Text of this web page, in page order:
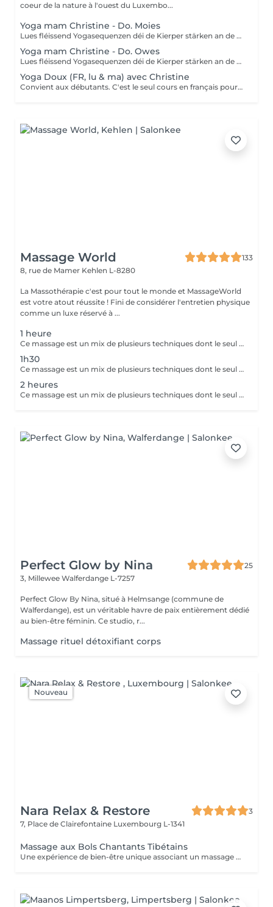
coeur de la nature à l'ouest du Luxembo...
Yoga mam Christine - Do. Moies
Lues fléissend Yogasequenzen déi de Kierper stärken an de Geescht entspanen. Fir Leit mat Yogaerfahrung an Ufänger.
Yoga mam Christine - Do. Owes
Lues fléissend Yogasequenzen déi de Kierper stärken an de Geescht entspanen. Fir Leit mat Yogaerfahrung an Ufänger.
Yoga Doux (FR, lu & ma) avec Christine
Convient aux débutants. C'est le seul cours en français pour le moment. Ce cours est composé d'exercices de mobilisation et de respiration, de postures de yoga simples et douces pour les articulations, les mouvements sont effectués lentement. Nous utilisons des briques, des coussins ou des chaises pour rendre certaines postures plus accessibles.
Massage World
133
8, rue de Mamer Kehlen L-8280
La Massothérapie c'est pour tout le monde et MassageWorld
est votre atout réussite ! Fini de considérer l'entretien physique
comme un luxe réservé à ...
1 heure
Ce massage est un mix de plusieurs techniques dont le seul but est : LE RÉSULTAT Chaque mix est étudié et décidé avec vous, car pour améliorer une conséquence, il faut en trouver la cause. Deep Tissue, Myofascial Release, Trigger Point, Scraping Gua-Sha, Cupping Therapy combinées pour une efficacité maximale !! Douleurs chronique ou passagères, augmentation de performances ou récupération, relaxation physique ou mentale, détoxication, drainage, la combinaison ces techniques offrent des possibilités illimitées.
1h30
Ce massage est un mix de plusieurs techniques dont le seul but est : LE RÉSULTAT Chaque mix est étudié et décidé avec vous, car pour améliorer une conséquence, il faut en trouver la cause. Deep Tissue, Myofascial Release, trigger Point, scarping / Gua-Sha, cupping therapy combinées pour une efficacité maximale !! Douleurs chronique ou passagères, augmentation de performances ou récupération, relaxation physique ou mentale, détoxication, drainage, la combinaison de toutes ces techniques est illimitée.
2 heures
Ce massage est un mix de plusieurs techniques dont le seul but est : LE RÉSULTAT Chaque mix est étudié et décidé avec vous, car pour améliorer une conséquence, il faut en trouver la cause. Deep Tissue, Myofascial Release, trigger Point, scarping / Gua-Sha, cupping therapy combinées pour une efficacité maximale !! Douleurs chronique ou passagères, augmentation de performances ou récupération, relaxation physique ou mentale, détoxication, drainage, la combinaison de toutes ces techniques est illimitée.
Perfect Glow by Nina
25
3, Millewee Walferdange L-7257
Perfect Glow By Nina, situé à Helmsange (commune de
Walferdange), est un véritable havre de paix entièrement dédié
au bien-être féminin. Ce studio, r...
Massage rituel détoxifiant corps
Nouveau
Nara Relax & Restore
3
7, Place de Clairefontaine Luxembourg L-1341
Massage aux Bols Chantants Tibétains
Une expérience de bien-être unique associant un massage doux, des huiles aromatiques et les sons apaisants des bols chantants tibétains. Les vibrations harmonieuses et les tonalités relaxantes créent une atmosphère immersive propice à la détente et à la déconnexion du quotidien.